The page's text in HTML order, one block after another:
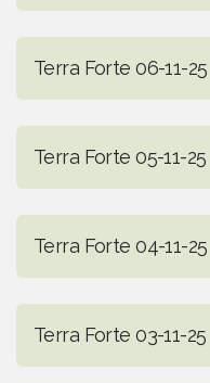
Terra Forte 06-11-25
Terra Forte 05-11-25
Terra Forte 04-11-25
Terra Forte 03-11-25